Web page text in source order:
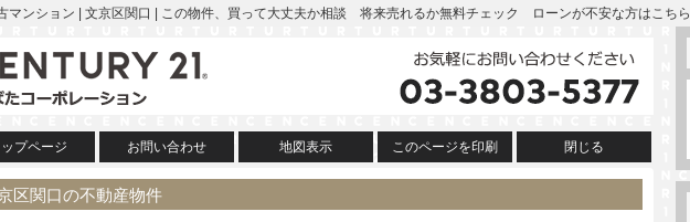
マンション | 文京区関口 | この物件、買って大丈夫か相談 将来売れるか無料チェック ローンが不安な方はこちら
ップページ お問い合わせ 地図表示 このページを印刷 閉じる
区関口の不動産物件